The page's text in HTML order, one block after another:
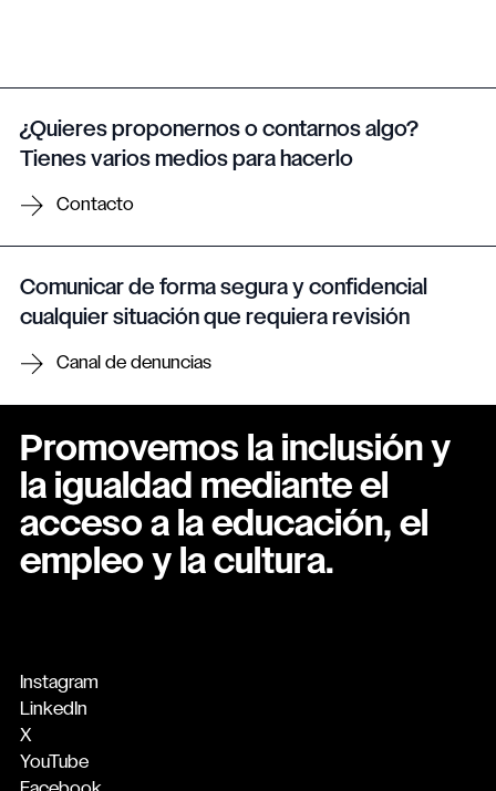
¿Quieres proponernos o contarnos algo?
Tienes varios medios para hacerlo
Contacto
Comunicar de forma segura y confidencial
cualquier situación que requiera revisión
Canal de denuncias
Promovemos la inclusión y
la igualdad mediante el
acceso a la educación, el
empleo y la cultura.
Instagram
LinkedIn
X
YouTube